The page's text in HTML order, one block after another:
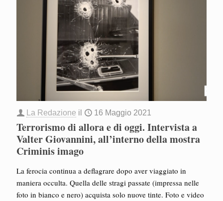
La Redazione il 16 Maggio 2021
Terrorismo di allora e di oggi. Intervista a
Valter Giovannini, all’interno della mostra
Criminis imago
La ferocia continua a deflagrare dopo aver viaggiato in
maniera occulta. Quella delle stragi passate (impressa nelle
foto in bianco e nero) acquista solo nuove tinte. Foto e video